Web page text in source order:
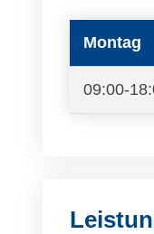
Montag
09:00-